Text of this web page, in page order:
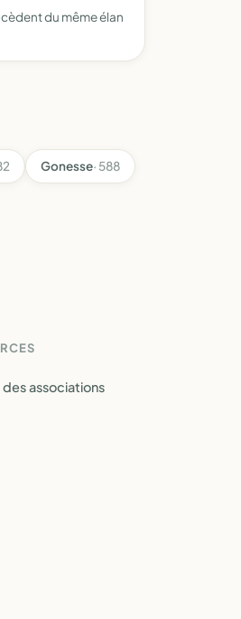
du même élan
Gonesse· 588
des associations